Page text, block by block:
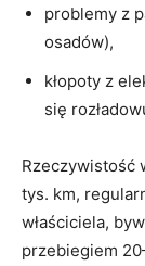
problemy z
osadów),
kłopoty z
się
Rzeczywistość
tys. km,
właściciela,
przebiegiem